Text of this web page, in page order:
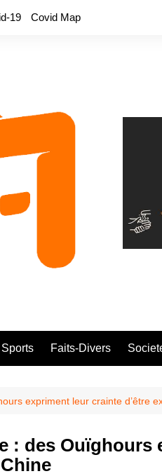
19 Covid Map
Sports Faits-Divers
expriment leur crainte d’être
: des Ouïghours